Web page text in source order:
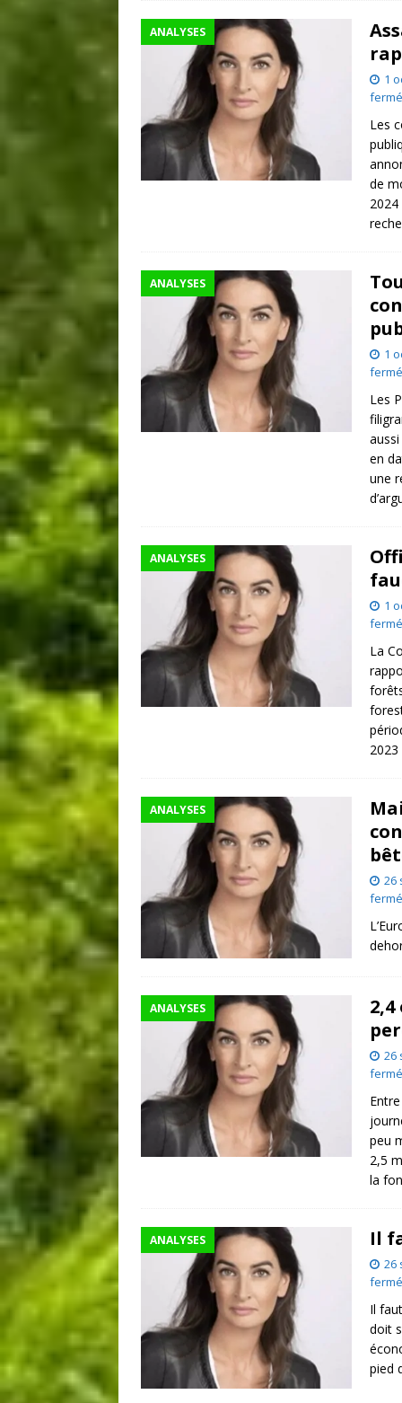
ANALYSES
1
Les
de
ANALYSES
1
Les
en
une
ANALYSES
1
La
2023
ANALYSES
26
ANALYSES
26
peu
2,5
la
ANALYSES Il
26
Il
doit
pied